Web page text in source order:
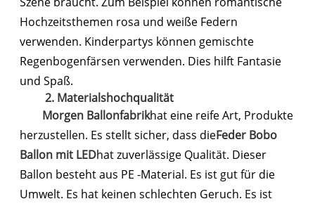
Hochzeitsthemen rosa und weiße Federn
verwenden. Kinderpartys können gemischte
Regenbogenfärsen verwenden. Dies hilft Fantasie
und Spaß.
2. Materialshochqualität
Morgen Ballonfabrikhat eine reife Art, Produkte
herzustellen. Es stellt sicher, dass dieFeder Bobo
Ballon mit LEDhat zuverlässige Qualität. Dieser
Ballon besteht aus PE -Material. Es ist gut für die
Umwelt. Es hat keinen schlechten Geruch. Es ist